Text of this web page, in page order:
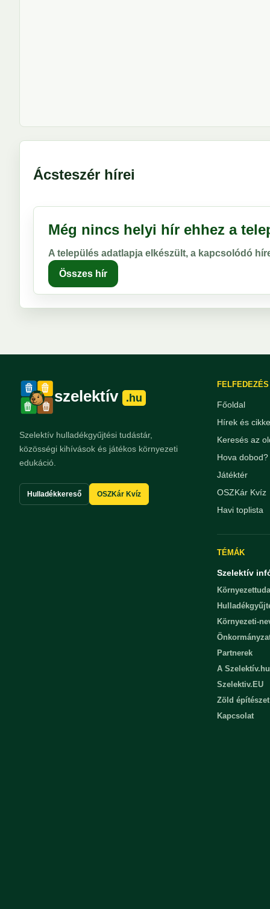
Ácsteszér hírei
Még nincs helyi hír ehhez a
A település adatlapja elkészült, a kapcsolódó
Összes hír
szelektív .hu
Szelektív hulladékgyűjtési tudástár,
közösségi kihívások és játékos környezeti
edukáció.
Hulladékkereső OSZKár Kvíz
FELFEDEZÉS
Főoldal
Hírek és
Keresés az
Hova
Játéktér
OSZKár Kvíz
Havi toplista
TÉMÁK
Szelektív
Környezeti-
Partnerek
A
Szelektiv.EU
Zöld építészet
Kapcsolat